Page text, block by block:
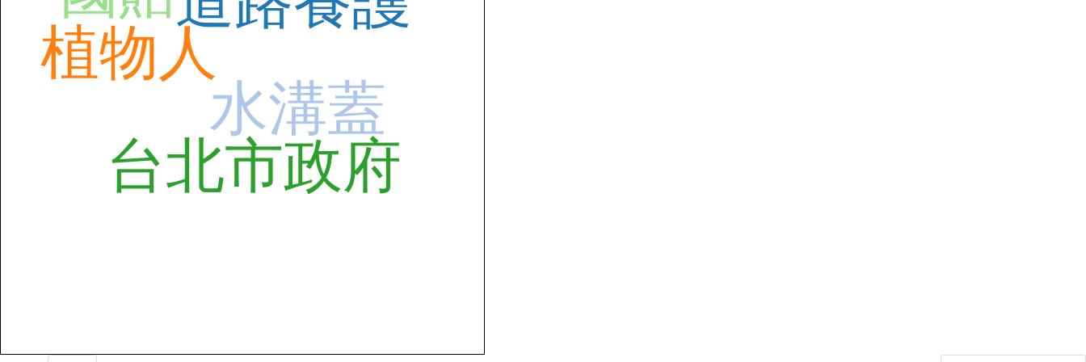
水溝蓋
植物人
台北市政府